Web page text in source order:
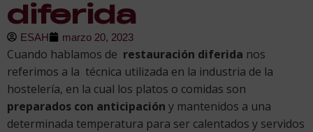
diferida
ESAH marzo 20, 2023
Cuando hablamos de restauración diferida nos
referimos a la técnica utilizada en la industria de la
hostelería, en la cual los platos o comidas son
preparados con anticipación y mantenidos a una
determinada temperatura para ser calentados y servidos